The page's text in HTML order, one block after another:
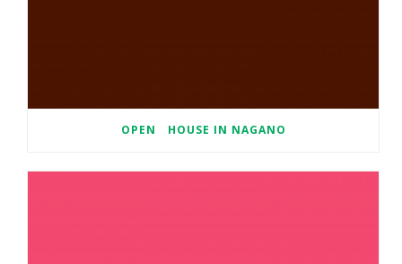
OPEN HOUSE IN NAGANO